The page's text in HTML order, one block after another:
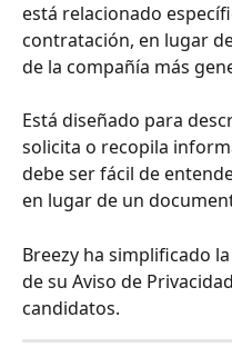
está relacionado
contratación, en lugar
de la compañía más
Está diseñado para
solicita o recopila
debe ser fácil de
en lugar de un
Breezy ha simplificado
de su Aviso de
candidatos.